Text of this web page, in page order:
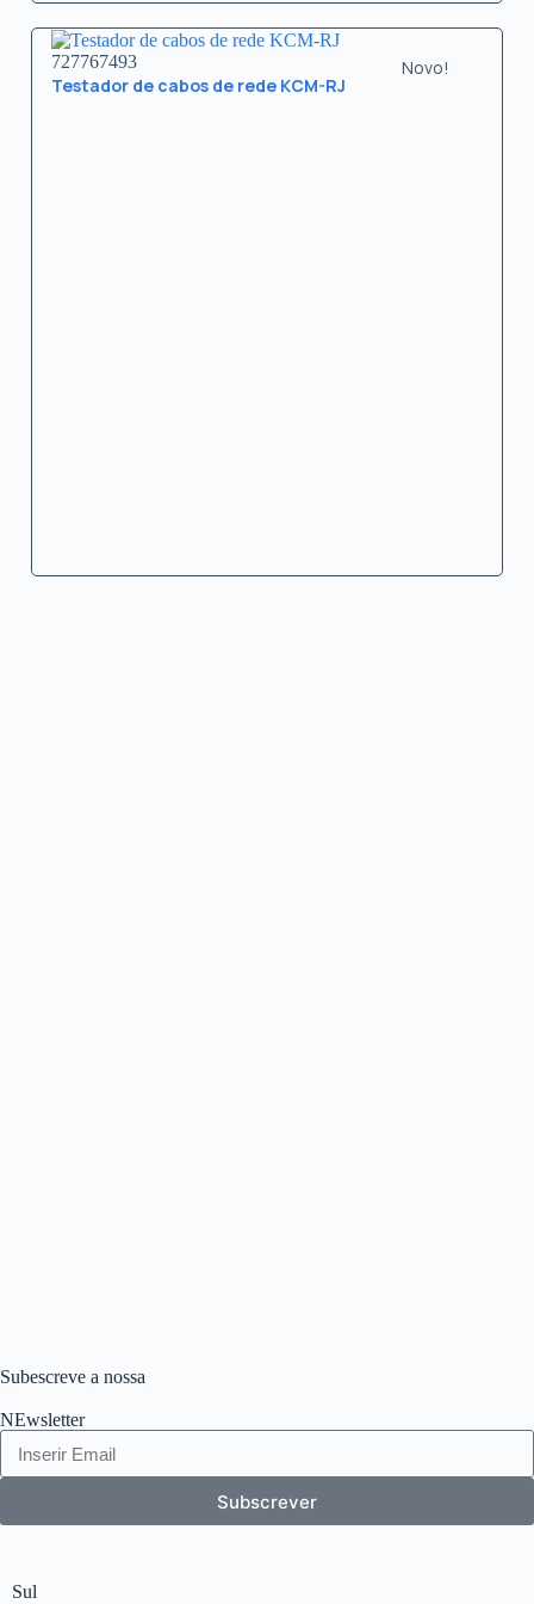
Novo!
727767493
Testador de cabos de rede KCM-RJ
Subescreve a nossa
NEwsletter
Subscrever
Sul